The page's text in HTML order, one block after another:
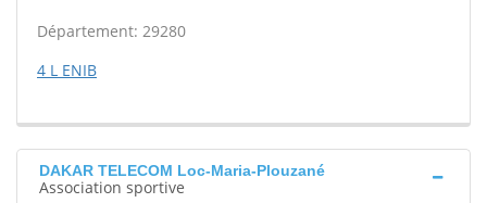
Département: 29280
4 L ENIB
DAKAR TELECOM Loc-Maria-Plouzané
Association sportive